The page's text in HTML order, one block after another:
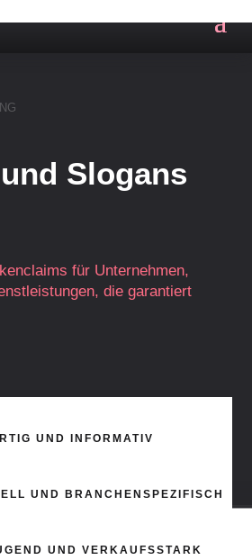
Slogans
für Unternehmen,
die garantiert
UND INFORMATIV
UND BRANCHENSPEZIFISCH
UND VERKAUFSSTARK